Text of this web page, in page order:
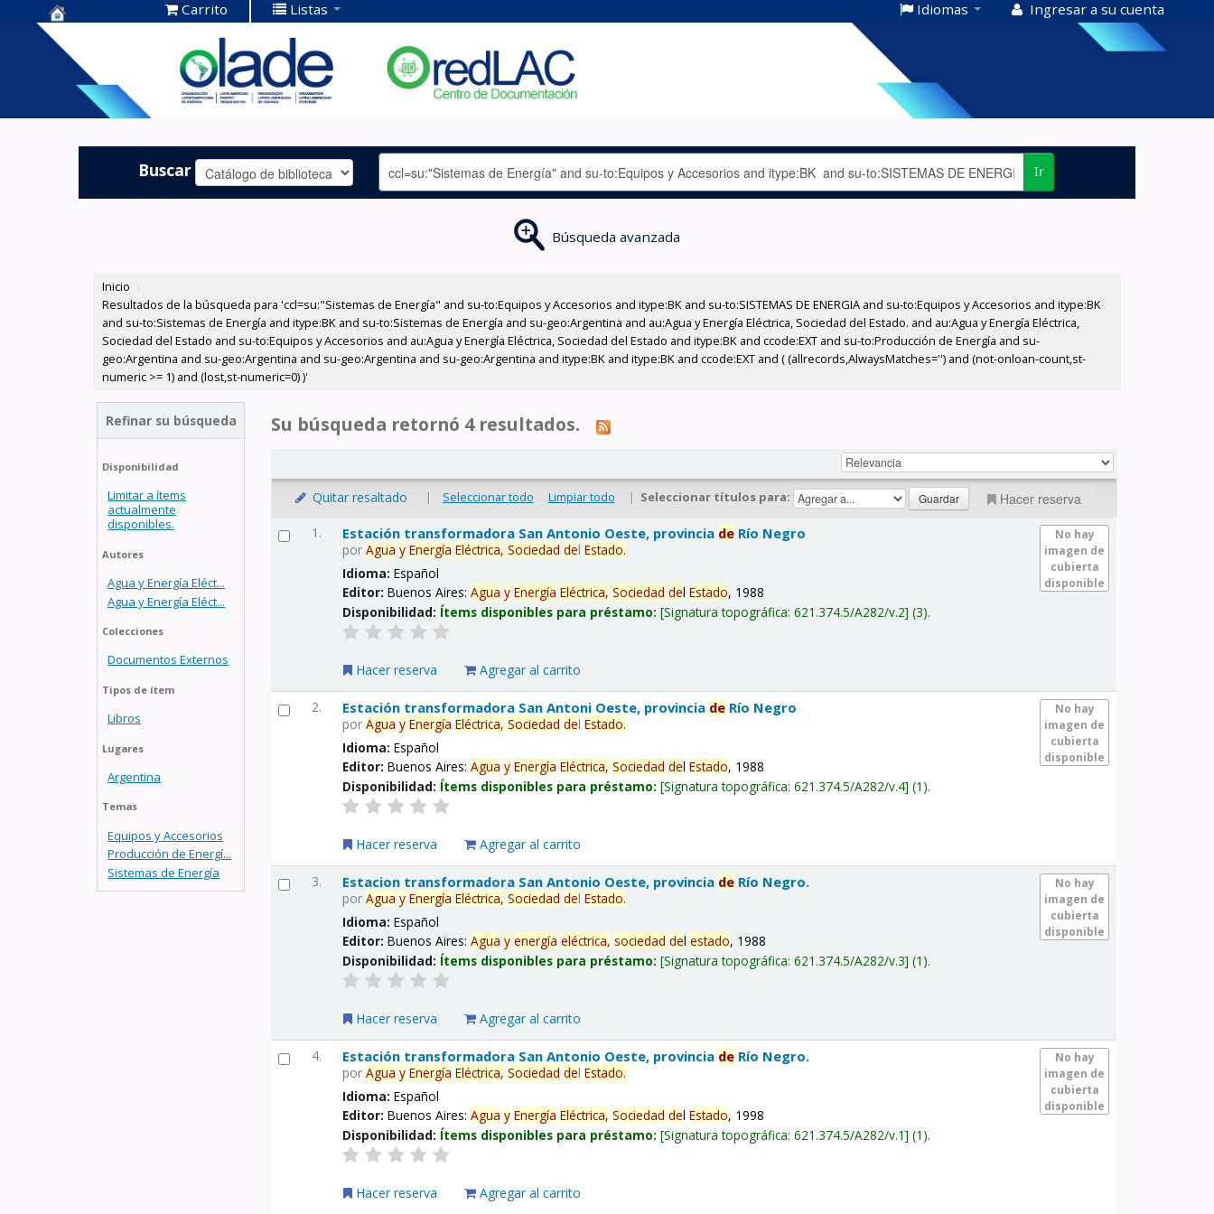
Centro de
Documentación
OLADE -
Carrito Listas Idiomas Ingresar a su cuenta
Buscar Ir
Búsqueda avanzada
Inicio ›
Resultados de la búsqueda para 'ccl=su:"Sistemas de Energía" and su-to:Equipos y Accesorios and itype:BK and su-to:SISTEMAS DE ENERGIA and su-to:Equipos y Accesorios and itype:BK
and su-to:Sistemas de Energía and itype:BK and su-to:Sistemas de Energía and su-geo:Argentina and au:Agua y Energía Eléctrica, Sociedad del Estado. and au:Agua y Energía Eléctrica,
Sociedad del Estado and su-to:Equipos y Accesorios and au:Agua y Energía Eléctrica, Sociedad del Estado and itype:BK and ccode:EXT and su-to:Producción de Energía and su-
geo:Argentina and su-geo:Argentina and su-geo:Argentina and su-geo:Argentina and itype:BK and itype:BK and ccode:EXT and ( (allrecords,AlwaysMatches='') and (not-onloan-count,st-
numeric >= 1) and (lost,st-numeric=0) )'
Refinar su búsqueda
Disponibilidad
Limitar a ítems
actualmente
disponibles.
Autores
Agua y Energía Eléct...
Agua y Energía Eléct...
Colecciones
Documentos Externos
Tipos de ítem
Libros
Lugares
Argentina
Temas
Equipos y Accesorios
Producción de Energí...
Sistemas de Energía
Su búsqueda retornó 4 resultados.
Quitar resaltado | Seleccionar todo Limpiar todo | Seleccionar títulos para: Hacer reserva
1.
No hay
imagen de
cubierta
disponible
Estación transformadora San Antonio Oeste, provincia de Río Negro
porAgua y Energía Eléctrica, Sociedad delEstado.
Idioma:Español
Editor:Buenos Aires:Agua y Energía Eléctrica, Sociedad delEstado, 1988
Disponibilidad: Ítems disponibles para préstamo: Signatura topográfica:621.374.5/A282/v.2 (3).
Hacer reserva Agregar al carrito
2.
No hay
imagen de
cubierta
disponible
Estación transformadora San Antoni Oeste, provincia de Río Negro
porAgua y Energía Eléctrica, Sociedad delEstado.
Idioma:Español
Editor:Buenos Aires:Agua y Energía Eléctrica, Sociedad delEstado, 1988
Disponibilidad: Ítems disponibles para préstamo: Signatura topográfica:621.374.5/A282/v.4 (1).
Hacer reserva Agregar al carrito
3.
No hay
imagen de
cubierta
disponible
Estacion transformadora San Antonio Oeste, provincia de Río Negro.
porAgua y Energía Eléctrica, Sociedad delEstado.
Idioma:Español
Editor:Buenos Aires:Agua y energía eléctrica, sociedad delestado, 1988
Disponibilidad: Ítems disponibles para préstamo: Signatura topográfica:621.374.5/A282/v.3 (1).
Hacer reserva Agregar al carrito
4.
No hay
imagen de
cubierta
disponible
Estación transformadora San Antonio Oeste, provincia de Río Negro.
porAgua y Energía Eléctrica, Sociedad delEstado.
Idioma:Español
Editor:Buenos Aires:Agua y Energía Eléctrica, Sociedad delEstado, 1998
Disponibilidad: Ítems disponibles para préstamo: Signatura topográfica:621.374.5/A282/v.1 (1).
Hacer reserva Agregar al carrito